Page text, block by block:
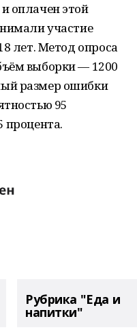
оплачен этой
участие
лет. Метод опроса
выборки — 1200
размер ошибки
95
процента.
Рубрика "Еда и
напитки"